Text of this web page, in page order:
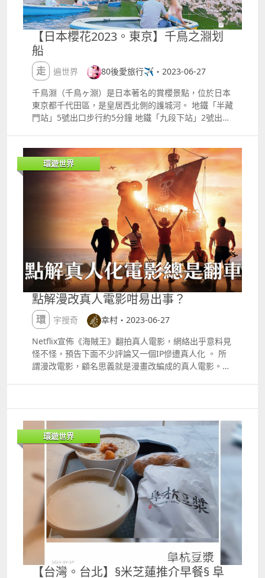
訊，記得讚好MO560的Facebook！ 如想查看更多詳
情，請到MO560的網站查看。 優惠詳情優惠內容：
Visa海外消費最高$500回贈優惠日期：即日起至8月31
日消費門檻：消費$10000享$300回贈回贈上限：消費
$20000享$500回贈登記網址：無需登記注意事項：需
要消費滿5筆、每個月獨立計算、不包括澳門及中國內
地的消費 喜歡小編的文章嗎？比個Like支持我啦
Facebook MO560Instagram mo560_travelWebsite
httpsmotravel.info 想追蹤澳門信用卡、飛行里數、旅
遊資訊？記得將MO560嘅追蹤設定調整為「最愛」！
【日本櫻花2023。東京】千鳥之淵划
船
走遍世界
80後愛旅行✈️・2023-06-27
千鳥淵（千鳥ヶ淵）是日本著名的賞櫻景點，位於日本
東京都千代田區，是皇居西北側的護城河。 地鐵「半藏
門站」5號出口步行約5分鐘 地鐵「九段下站」2號出口
方。 ​ 因為來的時間正是櫻花盛放期，所以從地鐵「半
藏門站」5號出口出來就能看到指示牌。 ​ 到千鳥ヶ淵護
城河划船的這一邊～ ​ 一踏進千鳥ヶ淵就看到人龍了！
大家對於東京的櫻花季人流應該不陌生了吧，所以我特
意選了星期一才來。 也幸好選了這一天，因為前幾天東
京一直下大雨，直到今天才停雨還有陽光， 排隊的時候
聽到後面的旅客說他們已經連續來了３天，前幾天都因
為下雨所以划船都停開， 今天真是Lucky Day ​ 排隊的
時候可以好好欣賞這日本最著名的賞櫻景點之一 「千鳥
ヶ淵護城河」 整條千鳥ヶ淵護城河長約700米，兩邊都
種滿櫻花樹，是日本的賞櫻名點！！ ​ ​ 船隻有分兩種：
一種是用手划槳的划船；一種是用腳踩的腳踏船（踩鴨
仔） 如果想拍照的話，當然首推划船；但如果怕曬的話
就可以選擇腳踏船 乘船期：每年３月１日～１１月３０
日 （請留意Twitter公佈） 逢週一閉館。如果星期一是
假期，則改為星期二。 營業時間：1000 1700 ，售票
提前 30 分鐘結束。 如遇下雨或強風，可能會中止營業
強烈建議去划船之前先到「千鳥ヶ淵ボート場」的
前幾天的遊客都擠到今天來會排很久，結果才排了１５
分鐘就可以拿到時段籌！！ 我們１０：０５排到拿籌的
位置，工作人員表示最快可以拿到１０：３０～１１：
００時段的籌！但因為今天都趕著出門來排隊，早餐都
還沒吃，所以我們就拿了１１：００～１１：３０的籌
可以先慢慢吃個早餐再回來！！ ​ 只要按照籌上的時段
內回來就可以了 ​ ​ 走回剛剛排隊人龍尾端的出入口，走
到對面附近就有間便利店，悠悠閒閒的在裡面吃了個早
餐。 １１點就回到千鳥ヶ淵划船碼頭處，這次不用再跟
著隊伍排長龍，而是拿著籌走到最右邊（靠河道的一
旁），把籌給工作人員確認時間就可以進場了！ ​ ​ ​ ​ ​ 來
到碼頭旁邊就可以買票，在這裡選定你想玩哪一種玩，
環遊世界
點解漫改真人電影咁易出事？
環宇搜奇
幸村・2023-06-27
Netflix宣佈《海賊王》翻拍真人電影，網絡出乎意料見
怪不怪，預告下面不少評論又一個IP慘遭真人化 。 所
謂漫改電影，顧名思義就是漫畫改編成的真人電影。日
野蠻增長。 劇本、對白一應俱全，買了版權稍為修改就
可以開拍。 不過俗語有話：最危險的地方就是最安全的
地方，反過來說，最安全也意味著最危險。 粉絲不是一
群容易討好的觀眾，只要選角，劇情或情懷其中一環稍
有不慎，隨時就演變成翻車現場，拍得太過粉絲向，大
眾又難以接受，無法產生共鳴，重點是導演能否取得平
衡點。 更重要的是現實無法還原漫畫的誇張的表達，包
括漫畫中的角色濃厚的中二個性和特色，用力過猛就無
比尷尬，有時不得不佩服演員們居然能夠不笑場，當然
可能已經NG過無數次。 《鋼之鍊金術師》、《進擊的
巨人》等不計其數的作品翻車，動漫真人電影可以說多
數命途多舛。 世事無絕對，佼佼者也不是沒有，《今際
環遊世界
【台灣。台北】§米芝蓮推介早餐§ 阜